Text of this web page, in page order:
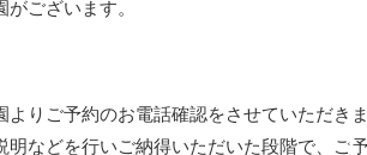
ございます。
りご予約のお電話確認をさせていただきま
などを行いご納得いただいた段階で、ご